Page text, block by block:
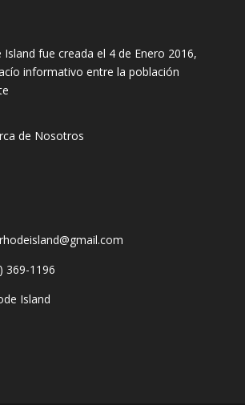
Island fue creada el 4 de Enero 2016,
informativo entre la población
de Nosotros
369-1196
Island